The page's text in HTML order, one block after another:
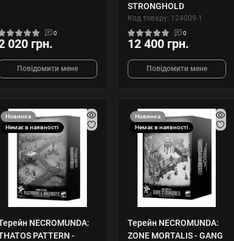
0
020 грн.
Повідомити мене
STRONGHOLD
Код товару: 124009-1
0
12 400 грн.
Повідомити мене
Новинка
Немає в наявності
NECROMUNDA:
PATTERN -
Новинка
Немає в наявності
Терейн NECROMUNDA:
ZONE MORTALIS - GANG